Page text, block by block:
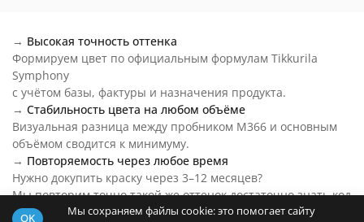
→ Высокая точность оттенка
Формируем цвет по официальным формулам Tikkurila
Symphony
с учётом базы, фактуры и назначения продукта.
→ Стабильность цвета на любом объёме
Визуальная разница между пробником M366 и основным
объёмом сводится к минимуму.
→ Повторяемость через любое время
Нужно докупить краску через 3–12 месяцев?
Мы повторим точно такой же оттенок достаточно знать код
цвета.
OK
Мы сохраняем файлы cookie: это помогает сайту